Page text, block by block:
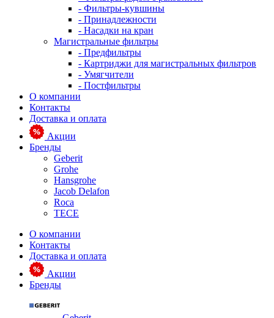
- Фильтры-кувшины
- Принадлежности
- Насадки на кран
Магистральные фильтры
- Предфильтры
- Картриджи для магистральных фильтров
- Умягчители
- Постфильтры
О компании
Контакты
Доставка и оплата
Акции
Бренды
Geberit
Grohe
Hansgrohe
Jacob Delafon
Roca
TECE
О компании
Контакты
Доставка и оплата
Акции
Бренды